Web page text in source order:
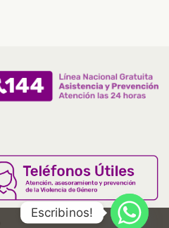
Escribinos!